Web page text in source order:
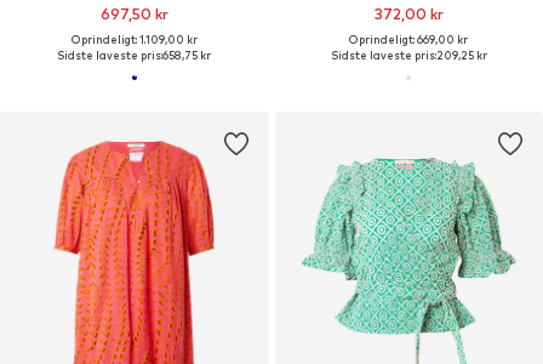
697,50 kr
Oprindeligt: 1.109,00 kr
Sidste laveste pris:658,75 kr
372,00 kr
Oprindeligt: 669,00 kr
Sidste laveste pris:209,25 kr